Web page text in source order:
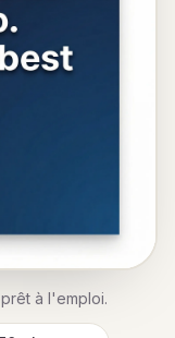
à l'emploi.